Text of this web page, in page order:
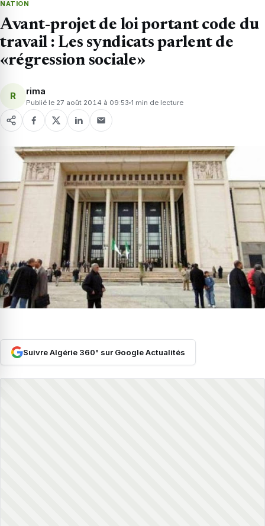
NATION
Avant-projet de loi portant code du
travail : Les syndicats parlent de
«régression sociale»
R rima
Publié le 27 août 2014 à 09:53 1 min de lecture
Suivre Algérie 360° sur Google Actualités